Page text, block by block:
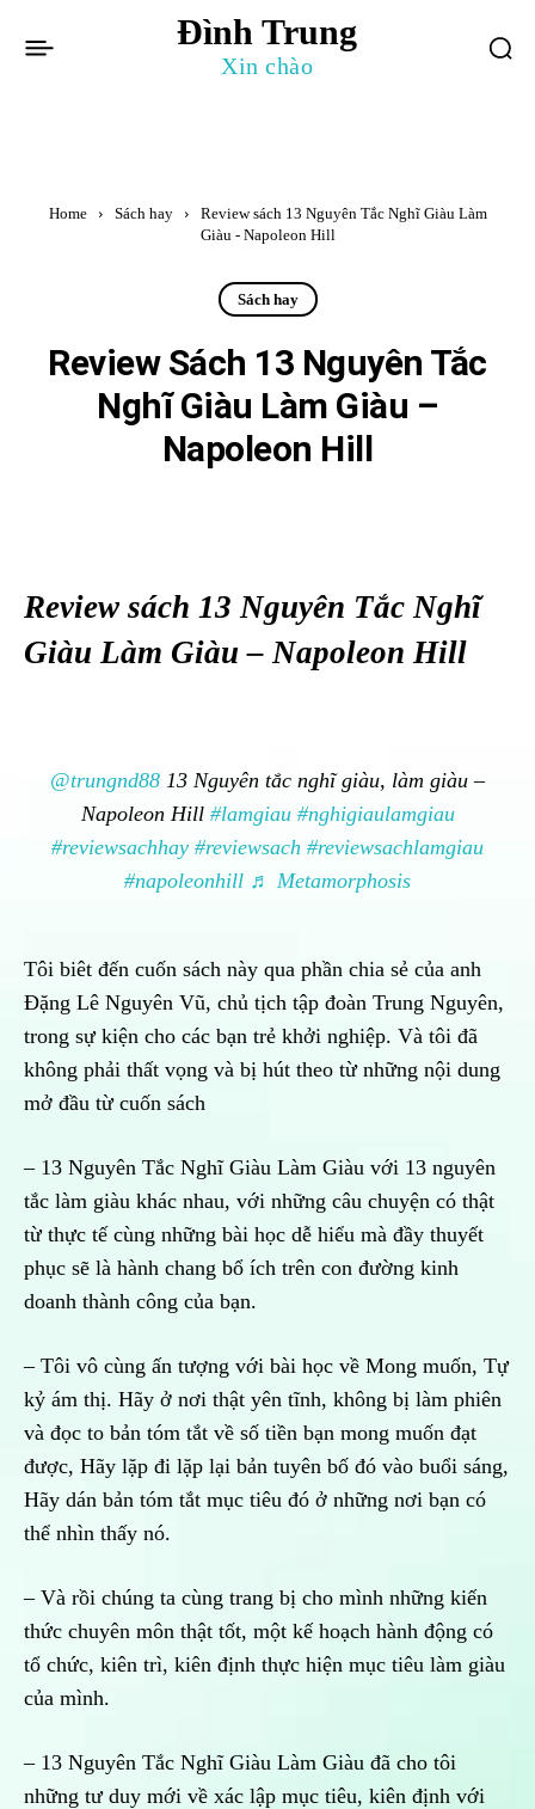
Đình Trung
Xin chào
Home Sách hay
Review sách 13 Nguyên Tắc Nghĩ Giàu Làm
Giàu - Napoleon Hill
Sách hay
Review Sách 13 Nguyên Tắc
Nghĩ Giàu Làm Giàu –
Napoleon Hill
Review sách 13 Nguyên Tắc Nghĩ
Giàu Làm Giàu – Napoleon Hill
@trungnd88 13 Nguyên tắc nghĩ giàu, làm giàu –
Napoleon Hill #lamgiau #nghigiaulamgiau
#reviewsachhay #reviewsach #reviewsachlamgiau
#napoleonhill ♬ Metamorphosis
Tôi biêt đến cuốn sách này qua phần chia sẻ của anh
Đặng Lê Nguyên Vũ, chủ tịch tập đoàn Trung Nguyên,
trong sự kiện cho các bạn trẻ khởi nghiệp. Và tôi đã
không phải thất vọng và bị hút theo từ những nội dung
mở đầu từ cuốn sách
– 13 Nguyên Tắc Nghĩ Giàu Làm Giàu với 13 nguyên
tắc làm giàu khác nhau, với những câu chuyện có thật
từ thực tế cùng những bài học dễ hiểu mà đầy thuyết
phục sẽ là hành chang bổ ích trên con đường kinh
doanh thành công của bạn.
– Tôi vô cùng ấn tượng với bài học về Mong muốn, Tự
kỷ ám thị. Hãy ở nơi thật yên tĩnh, không bị làm phiên
và đọc to bản tóm tắt về số tiền bạn mong muốn đạt
được, Hãy lặp đi lặp lại bản tuyên bố đó vào buổi sáng,
Hãy dán bản tóm tắt mục tiêu đó ở những nơi bạn có
thể nhìn thấy nó.
– Và rồi chúng ta cùng trang bị cho mình những kiến
thức chuyên môn thật tốt, một kế hoạch hành động có
tổ chức, kiên trì, kiên định thực hiện mục tiêu làm giàu
của mình.
– 13 Nguyên Tắc Nghĩ Giàu Làm Giàu đã cho tôi
những tư duy mới về xác lập mục tiêu, kiên định với